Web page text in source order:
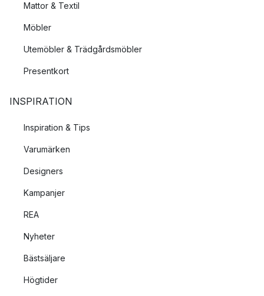
Mattor & Textil
Möbler
Utemöbler & Trädgårdsmöbler
Presentkort
INSPIRATION
Inspiration & Tips
Varumärken
Designers
Kampanjer
REA
Nyheter
Bästsäljare
Högtider